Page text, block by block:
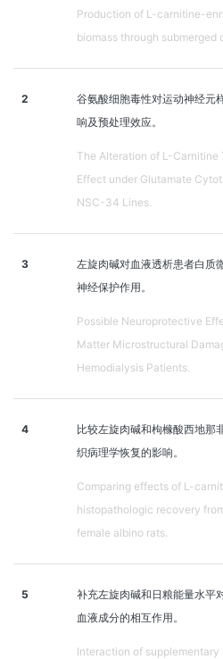
Production of L-carnitine-
biomass through submerged
2
谷氨酸细胞毒性对运动神经元
响及预处理效应。
The Alteration of L-Carnitine
Effect under Glutamate
NSC-34 Lines.
3
左旋肉碱对血液透析患者白质
神经保护作用。
Possible Neuroprotective
Matter Microstructural
Hemodialysis Patients.
4
比较左旋肉碱和枸橼酸西地那
织病理学恢复的影响。
Comparing effects of L-
histopathologic recovery
female albino rats.
5
补充左旋肉碱和日粮能量水平
血液成分的相互作用。
Interaction of